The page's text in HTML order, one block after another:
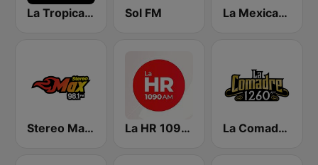
La Tropical Caliente Sol FM La Mexicana 91.1 FM
Stereo Max 98.1 FM La HR 1090 AM La Comadre 1260 AM